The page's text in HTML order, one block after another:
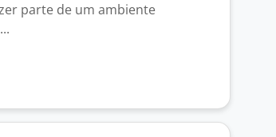
parte de um ambiente